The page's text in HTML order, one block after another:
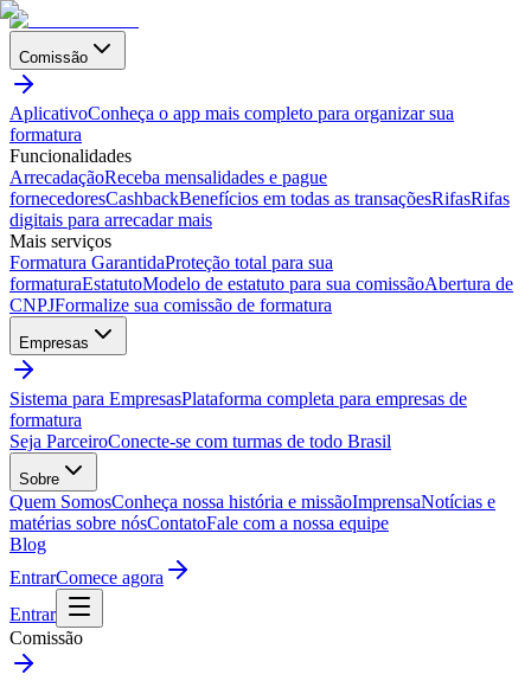
Comissão
AplicativoConheça o app mais completo para organizar sua
formatura
Funcionalidades
ArrecadaçãoReceba mensalidades e pague
fornecedoresCashbackBenefícios em todas as transaçõesRifasRifas
digitais para arrecadar mais
Mais serviços
Formatura GarantidaProteção total para sua
formaturaEstatutoModelo de estatuto para sua comissãoAbertura de
CNPJFormalize sua comissão de formatura
Empresas
Sistema para EmpresasPlataforma completa para empresas de
formatura
Seja ParceiroConecte-se com turmas de todo Brasil
Sobre
Quem SomosConheça nossa história e missãoImprensaNotícias e
matérias sobre nósContatoFale com a nossa equipe
Blog
EntrarComece agora
Entrar
Comissão